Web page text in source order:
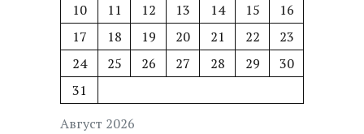
Август 2026
10
11 12 13 14 15
16
17
18 19 20 21 22
23
24
25 26 27 28 29
30
31